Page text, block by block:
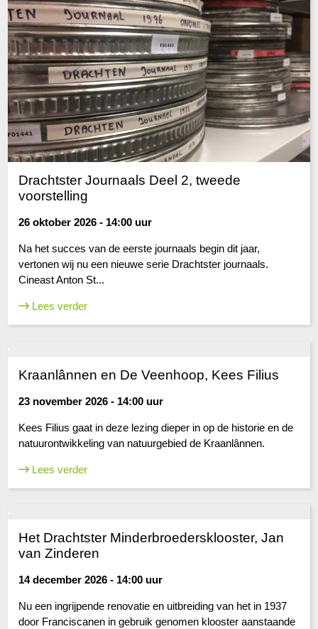
Drachtster Journaals Deel 2, tweede
voorstelling
26 oktober 2026 - 14:00 uur
Na het succes van de eerste journaals begin dit jaar,
vertonen wij nu een nieuwe serie Drachtster journaals.
Cineast Anton St...
Lees verder
Kraanlânnen en De Veenhoop, Kees Filius
23 november 2026 - 14:00 uur
Kees Filius gaat in deze lezing dieper in op de historie en de
natuurontwikkeling van natuurgebied de Kraanlânnen.
Lees verder
Het Drachtster Minderbroedersklooster, Jan
van Zinderen
14 december 2026 - 14:00 uur
Nu een ingrijpende renovatie en uitbreiding van het in 1937
door Franciscanen in gebruik genomen klooster aanstaande